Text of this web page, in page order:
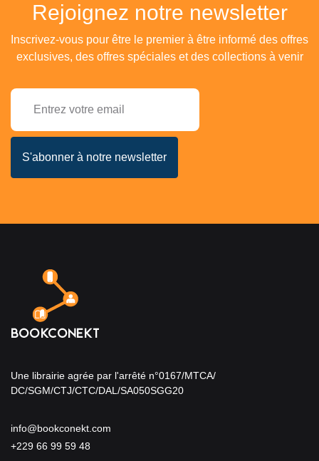
Rejoignez notre newsletter
Inscrivez-vous pour être le premier à être informé des offres
exclusives, des offres spéciales et des collections à venir
Une librairie agrée par l'arrêté n°0167/MTCA/
DC/SGM/CTJ/CTC/DAL/SA050SGG20
info@bookconekt.com
+229 66 99 59 48